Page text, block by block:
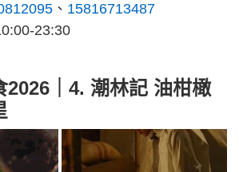
、 15816713487
23:30
2026｜4. 潮林記 油柑橄